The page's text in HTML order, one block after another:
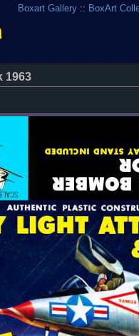
Boxart Gallery :: BoxArt
1963